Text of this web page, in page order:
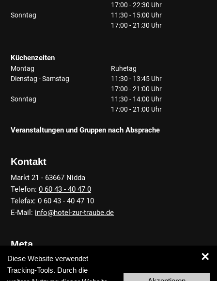
17:00 - 22:30 Uhr
Sonntag
11:30 - 15:00 Uhr
17:00 - 21:30 Uhr
Küchenzeiten
Montag
Ruhetag
Dienstag - Samstag
11:30 - 13:45 Uhr
17:00 - 21:00 Uhr
Sonntag
11:30 - 14:00 Uhr
17:00 - 21:00 Uhr
Veranstaltungen und Gruppen nach Absprache
Kontakt
Markt 21 - 63667 Nidda
Telefon: 0 60 43 - 40 47 0
Telefax: 0 60 43 - 40 47 10
E-Mail: info@hotel-zur-traube.de
Meta
Anfahrt
Kontakt
×
Diese Website verwendet
Tracking-Tools. Durch die